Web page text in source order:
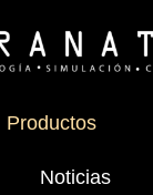
Productos
Noticias